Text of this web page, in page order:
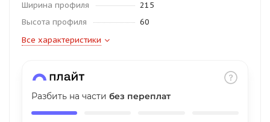
Ширина профиля
215
Высота профиля
60
Все характеристики
Разбить на части без переплат